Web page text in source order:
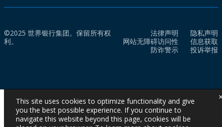
©2025 世界银行集团。保留所有权
利。
法律声明
隐私声明
网站无障碍访问性
信息获取
防诈警示
投诉举报
This site uses cookies to optimize functionality and give
you the best possible experience. If you continue to
navigate this website beyond this page, cookies will be